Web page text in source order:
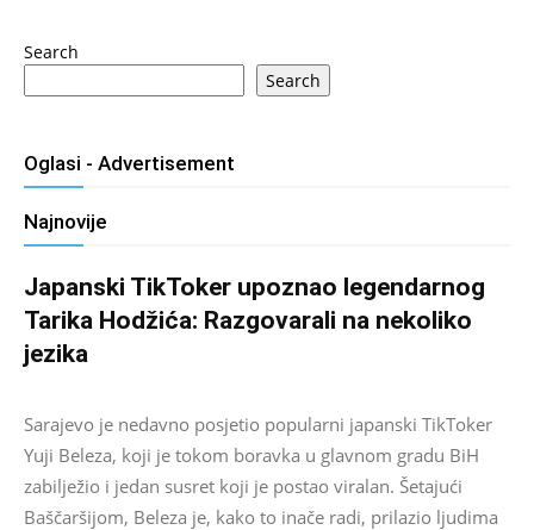
Search
Search
Oglasi - Advertisement
Najnovije
Japanski TikToker upoznao legendarnog
Tarika Hodžića: Razgovarali na nekoliko
jezika
Salim D. -
Sarajevo je nedavno posjetio popularni japanski TikToker
Yuji Beleza, koji je tokom boravka u glavnom gradu BiH
zabilježio i jedan susret koji je postao viralan. Šetajući
Baščaršijom, Beleza je, kako to inače radi, prilazio ljudima